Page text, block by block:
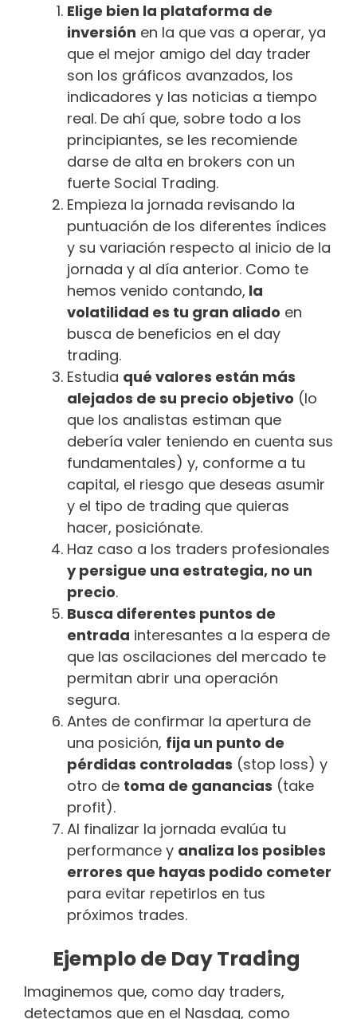
Elige bien la plataforma de
inversión en la que vas a operar, ya
que el mejor amigo del day trader
son los gráficos avanzados, los
indicadores y las noticias a tiempo
real. De ahí que, sobre todo a los
principiantes, se les recomiende
darse de alta en brokers con un
fuerte Social Trading.
Empieza la jornada revisando la
puntuación de los diferentes índices
y su variación respecto al inicio de la
jornada y al día anterior. Como te
hemos venido contando, la
volatilidad es tu gran aliado en
busca de beneficios en el day
trading.
Estudia qué valores están más
alejados de su precio objetivo (lo
que los analistas estiman que
debería valer teniendo en cuenta sus
fundamentales) y, conforme a tu
capital, el riesgo que deseas asumir
y el tipo de trading que quieras
hacer, posiciónate.
Haz caso a los traders profesionales
y persigue una estrategia, no un
precio.
Busca diferentes puntos de
entrada interesantes a la espera de
que las oscilaciones del mercado te
permitan abrir una operación
segura.
Antes de confirmar la apertura de
una posición, fija un punto de
pérdidas controladas (stop loss) y
otro de toma de ganancias (take
profit).
Al finalizar la jornada evalúa tu
performance y analiza los posibles
errores que hayas podido cometer
para evitar repetirlos en tus
próximos trades.
Ejemplo de Day Trading
Imaginemos que, como day traders,
detectamos que en el Nasdaq, como